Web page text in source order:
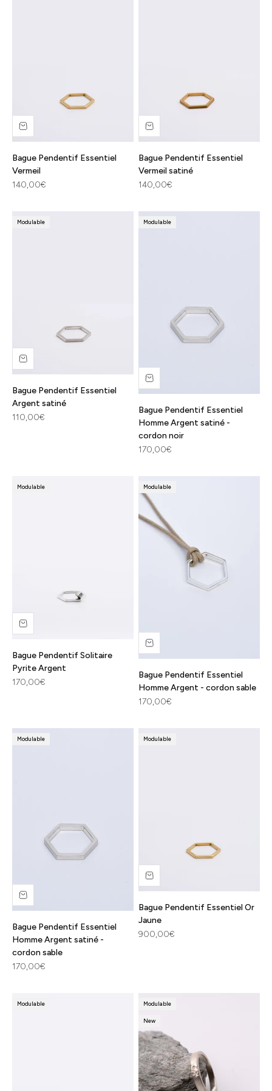
Bague Pendentif Essentiel
Vermeil
Prix de vente
140,00€
Bague Pendentif Essentiel
Vermeil satiné
Prix de vente
140,00€
Modulable
Bague Pendentif Essentiel
Argent satiné
Prix de vente
110,00€
Modulable
Bague Pendentif Essentiel
Homme Argent satiné -
cordon noir
Prix de vente
170,00€
Modulable
Bague Pendentif Solitaire
Pyrite Argent
Prix de vente
170,00€
Modulable
Bague Pendentif Essentiel
Homme Argent - cordon sable
Prix de vente
170,00€
Modulable
Bague Pendentif Essentiel
Homme Argent satiné -
cordon sable
Prix de vente
170,00€
Modulable
Bague Pendentif Essentiel Or
Jaune
Prix de vente
900,00€
Modulable Modulable
New